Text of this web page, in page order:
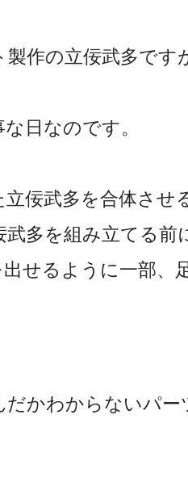
作の立佞武多です
日なのです。
立佞武多を合体さ
多を組み立てる前
せるように一部、
だかわからないパ